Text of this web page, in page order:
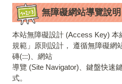
無障礙網站導覽說明
本站無障礙設計 (Access Key) 本
規範」原則設計， 遵循無障礙網
磚(:::)、網站
導覽 (Site Navigator)、鍵盤快速
式。